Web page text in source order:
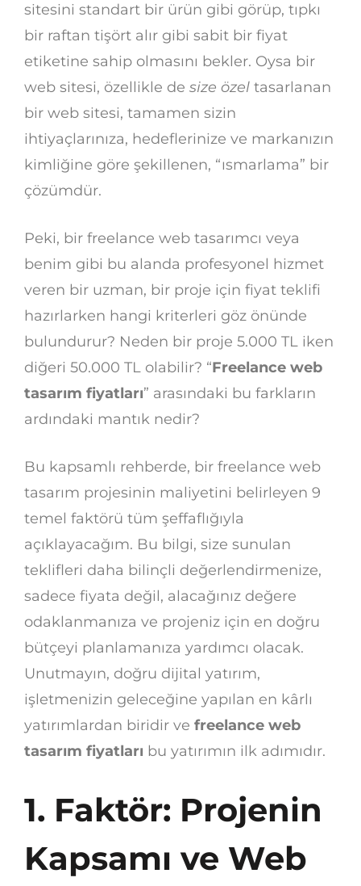
sitesini standart bir ürün gibi görüp, tıpkı
bir raftan tişört alır gibi sabit bir fiyat
etiketine sahip olmasını bekler. Oysa bir
web sitesi, özellikle de size özel tasarlanan
bir web sitesi, tamamen sizin
ihtiyaçlarınıza, hedeflerinize ve markanızın
kimliğine göre şekillenen, “ısmarlama” bir
çözümdür.
Peki, bir freelance web tasarımcı veya
benim gibi bu alanda profesyonel hizmet
veren bir uzman, bir proje için fiyat teklifi
hazırlarken hangi kriterleri göz önünde
bulundurur? Neden bir proje 5.000 TL iken
diğeri 50.000 TL olabilir? “Freelance web
tasarım fiyatları” arasındaki bu farkların
ardındaki mantık nedir?
Bu kapsamlı rehberde, bir freelance web
tasarım projesinin maliyetini belirleyen 9
temel faktörü tüm şeffaflığıyla
açıklayacağım. Bu bilgi, size sunulan
teklifleri daha bilinçli değerlendirmenize,
sadece fiyata değil, alacağınız değere
odaklanmanıza ve projeniz için en doğru
bütçeyi planlamanıza yardımcı olacak.
Unutmayın, doğru dijital yatırım,
işletmenizin geleceğine yapılan en kârlı
yatırımlardan biridir ve freelance web
tasarım fiyatları bu yatırımın ilk adımıdır.
1. Faktör: Projenin
Kapsamı ve Web